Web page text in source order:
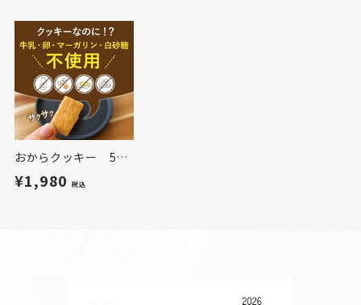
おからクッキー 500g
¥1,980税込